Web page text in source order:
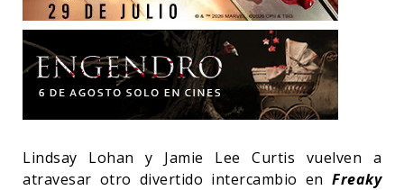
Lindsay Lohan y Jamie Lee Curtis vuelven a
atravesar otro divertido intercambio en Freaky